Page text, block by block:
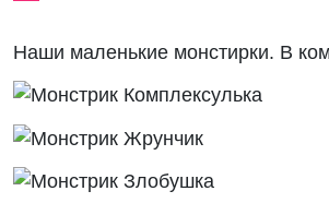
Наши маленькие монстирки. В